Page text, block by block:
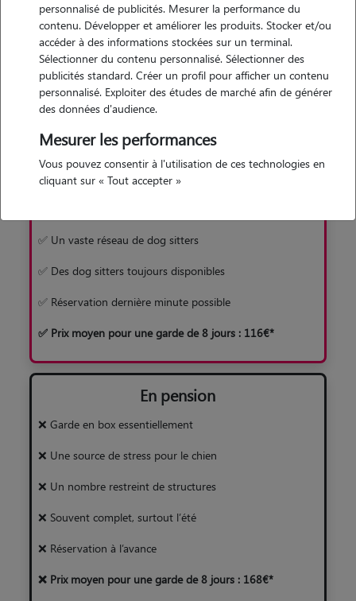
Pourquoi préférer Animaute à la pension
Avec Animaute
✅ Garde familiale sans box
✅ Un vaste réseau de dog sitters
✅ Des dog sitters toujours disponibles
✅ Réservation dernière minute possible
✅ Prix moyen pour une garde de 8 jours : 116€*
En pension
❌ Garde en box essentiellement
❌ Une source de stress pour le chien
❌ Un nombre restreint de structures
❌ Souvent complet, surtout l’été
❌ Réservation à l’avance
❌ Prix moyen pour une garde de 8 jours : 168€*
personnalisé de publicités. Mesurer la performance du
contenu. Développer et améliorer les produits. Stocker et/ou
accéder à des informations stockées sur un terminal.
Sélectionner du contenu personnalisé. Sélectionner des
publicités standard. Créer un profil pour afficher un contenu
personnalisé. Exploiter des études de marché afin de générer
des données d'audience.
Mesurer les performances
Vous pouvez consentir à l'utilisation de ces technologies en
cliquant sur « Tout accepter »